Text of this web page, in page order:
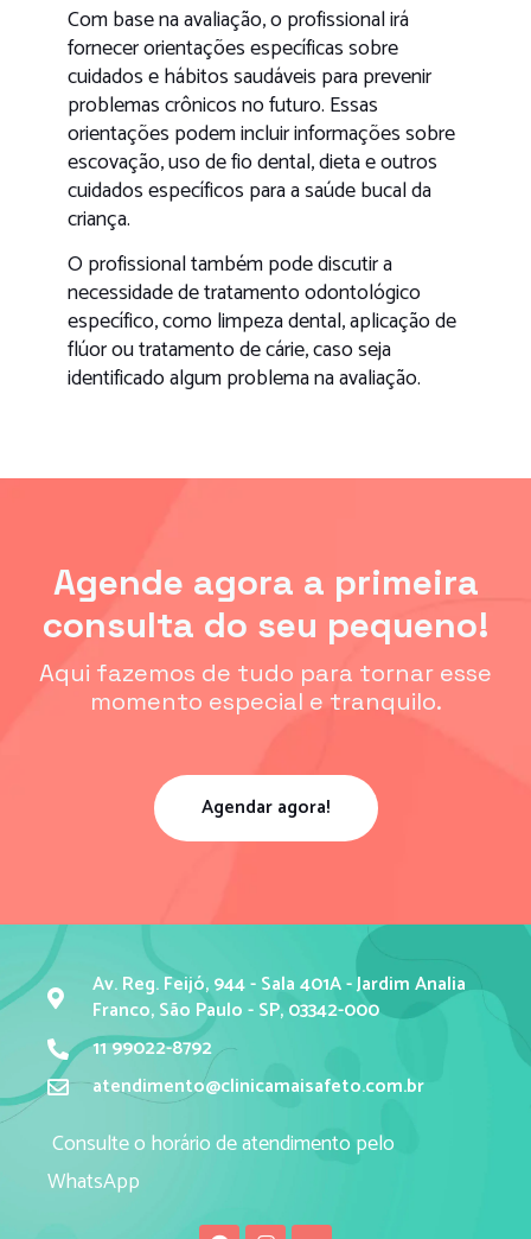
Com base na avaliação, o profissional irá
fornecer orientações específicas sobre
cuidados e hábitos saudáveis ​​para prevenir
problemas crônicos no futuro. Essas
orientações podem incluir informações sobre
escovação, uso de fio dental, dieta e outros
cuidados específicos para a saúde bucal da
criança.
O profissional também pode discutir a
necessidade de tratamento odontológico
específico, como limpeza dental, aplicação de
flúor ou tratamento de cárie, caso seja
identificado algum problema na avaliação.
Agende agora a primeira
consulta do seu pequeno!
Aqui fazemos de tudo para tornar esse
momento especial e tranquilo.
Agendar agora!
Av. Reg. Feijó, 944 - Sala 401A - Jardim Analia
Franco, São Paulo - SP, 03342-000
11 99022-8792
atendimento@clinicamaisafeto.com.br
Consulte o horário de atendimento pelo
WhatsApp